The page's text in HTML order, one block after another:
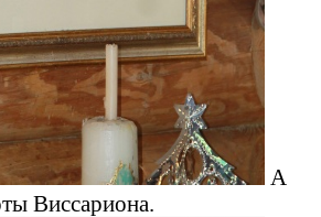
А
Виссариона.